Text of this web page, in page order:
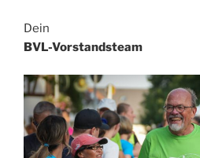
Dein
BVL-Vorstandsteam